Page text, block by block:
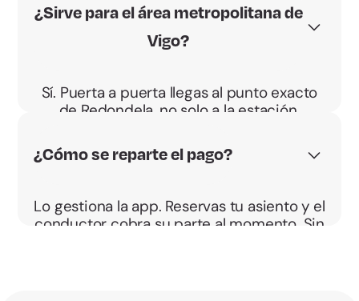
¿Sirve para el área metropolitana de
Vigo?
Sí. Puerta a puerta llegas al punto exacto
de Redondela, no solo a la estación.
¿Cómo se reparte el pago?
Lo gestiona la app. Reservas tu asiento y el
conductor cobra su parte al momento. Sin